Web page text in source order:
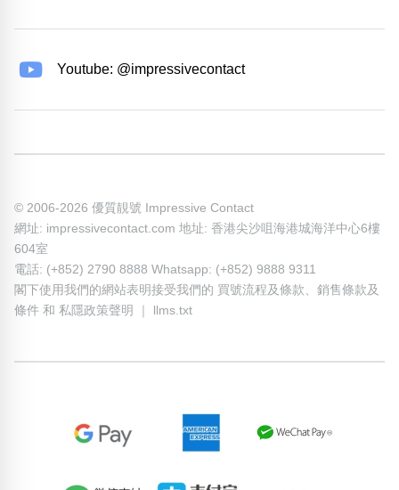
Youtube: @impressivecontact
© 2006-2026 優質靚號 Impressive Contact
網址: impressivecontact.com 地址: 香港尖沙咀海港城海洋中心6樓
604室
電話: (+852) 2790 8888 Whatsapp: (+852) 9888 9311
閣下使用我們的網站表明接受我們的 買號流程及條款、 銷售條款及
條件 和 私隱政策聲明 llms.txt